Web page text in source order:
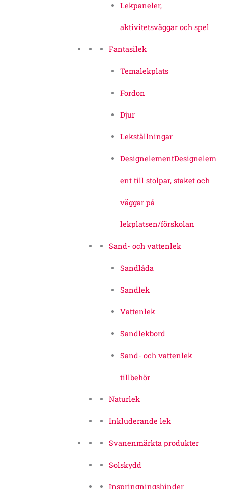
Lekpaneler,
aktivitetsväggar och spel
Fantasilek
Temalekplats
Fordon
Djur
Lekställningar
DesignelementDesignelem
ent till stolpar, staket och
väggar på
lekplatsen/förskolan
Sand- och vattenlek
Sandlåda
Sandlek
Vattenlek
Sandlekbord
Sand- och vattenlek
tillbehör
Naturlek
Inkluderande lek
Svanenmärkta produkter
Solskydd
Inspringningshinder